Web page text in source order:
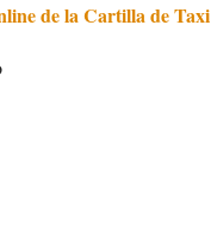
de la Cartilla de Taxi